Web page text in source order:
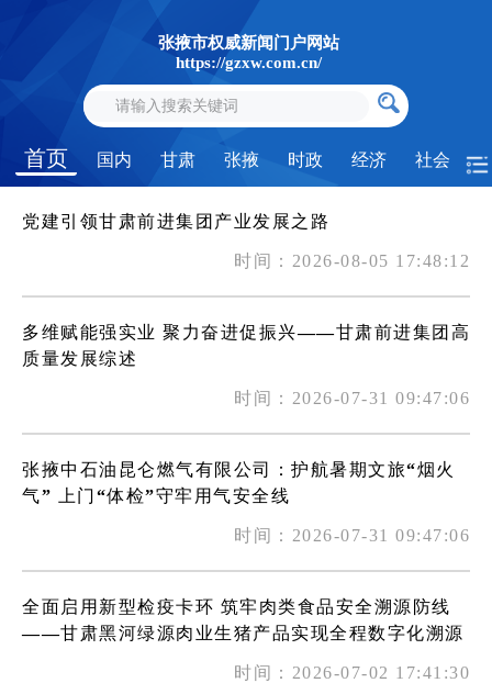
张掖市权威新闻门户网站
https://gzxw.com.cn/
首页 国内 甘肃 张掖 时政 经济 社会
党建引领甘肃前进集团产业发展之路
时间：2026-08-05 17:48:12
多维赋能强实业 聚力奋进促振兴——甘肃前进集团高
质量发展综述
时间：2026-07-31 09:47:06
张掖中石油昆仑燃气有限公司：护航暑期文旅“烟火
气” 上门“体检”守牢用气安全线
时间：2026-07-31 09:47:06
全面启用新型检疫卡环 筑牢肉类食品安全溯源防线
——甘肃黑河绿源肉业生猪产品实现全程数字化溯源
时间：2026-07-02 17:41:30